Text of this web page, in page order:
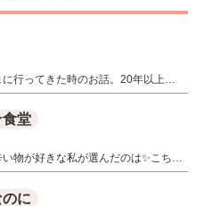
行ってきた時のお話。20年以上…
堂
物が好きな私が選んだのは✨こち…
に